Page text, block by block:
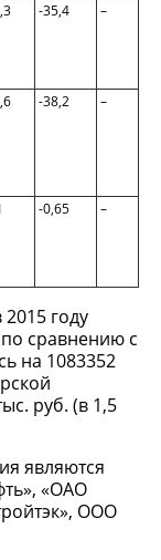
-35,4 –
-38,2 –
-0,65 –
году
сравнению с
на 1083352
руб. (в 1,5
являются
«ОАО
ООО